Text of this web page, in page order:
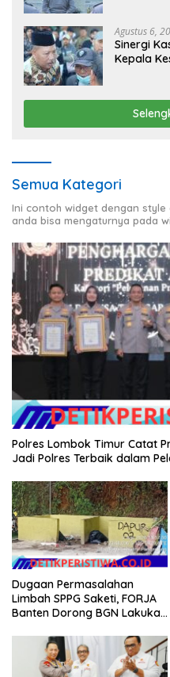
Agustus 6,
Sinergi
Kepala
Semua Kategori
Ini contoh widget dengan style
anda bisa mengaturnya pada
Polres Lombok Timur Catat
Jadi Polres Terbaik dalam
Dugaan Permasalahan
Limbah SPPG Saketi, FORJA
Banten Dorong BGN Lakukan